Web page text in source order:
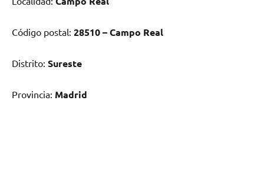
Código postal: 28510 – Campo Real
Distrito: Sureste
Provincia: Madrid